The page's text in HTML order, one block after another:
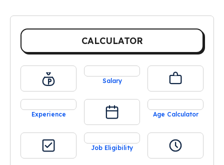
CALCULATOR
Salary
Experience Age Calculator
Job Eligibility